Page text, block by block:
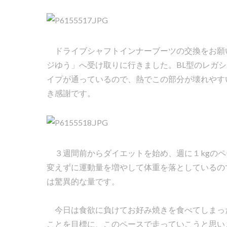
ドライブシャフトインナーブーツの交換をお
ジゆう」へ受け取りに行きました。BL型のレガ
イプが通っているので、熱でこの部分が壊れや
き感謝です。
３週間前からダイエットを始め、週に１kgの
変えずに運動量を増やして体重を落としている
は驚異的な量です。
今日は食欲に負けてお好み焼きを食べてしま
ことを目標に、このペースで走っていこうと思